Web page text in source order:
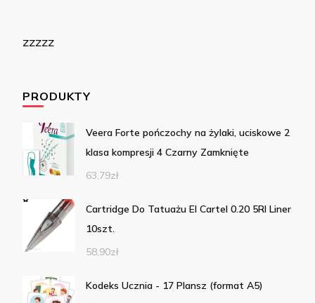
zzzzz
PRODUKTY
Veera Forte pończochy na żylaki, uciskowe 2
klasa kompresji 4 Czarny Zamknięte
63,79zł
Cartridge Do Tatuażu El Cartel 0.20 5Rl Liner
10szt.
58,90zł
Kodeks Ucznia - 17 Plansz (format A5)